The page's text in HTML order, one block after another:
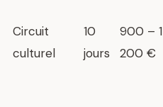
Circuit
culturel
10
jours
900 – 1
200 €